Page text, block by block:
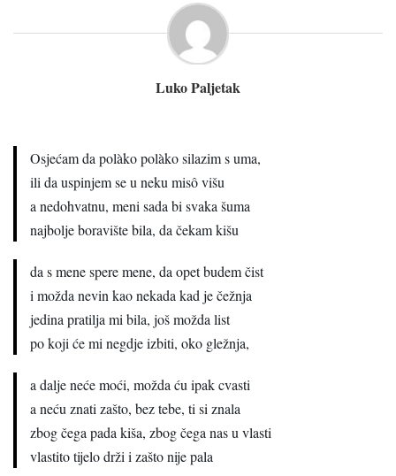
Luko Paljetak
Osjećam da polàko polàko silazim s uma,
ili da uspinjem se u neku misô višu
a nedohvatnu, meni sada bi svaka šuma
najbolje boravište bila, da čekam kišu
da s mene spere mene, da opet budem čist
i možda nevin kao nekada kad je čežnja
jedina pratilja mi bila, još možda list
po koji će mi negdje izbiti, oko gležnja,
a dalje neće moći, možda ću ipak cvasti
a neću znati zašto, bez tebe, ti si znala
zbog čega pada kiša, zbog čega nas u vlasti
vlastito tijelo drži i zašto nije pala